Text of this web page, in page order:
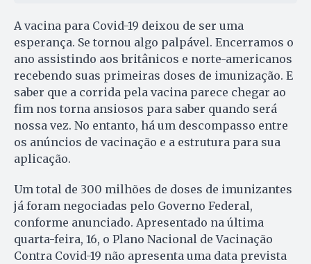
A vacina para Covid-19 deixou de ser uma
esperança. Se tornou algo palpável. Encerramos o
ano assistindo aos britânicos e norte-americanos
recebendo suas primeiras doses de imunização. E
saber que a corrida pela vacina parece chegar ao
fim nos torna ansiosos para saber quando será
nossa vez. No entanto, há um descompasso entre
os anúncios de vacinação e a estrutura para sua
aplicação.
Um total de 300 milhões de doses de imunizantes
já foram negociadas pelo Governo Federal,
conforme anunciado. Apresentado na última
quarta-feira, 16, o Plano Nacional de Vacinação
Contra Covid-19 não apresenta uma data prevista